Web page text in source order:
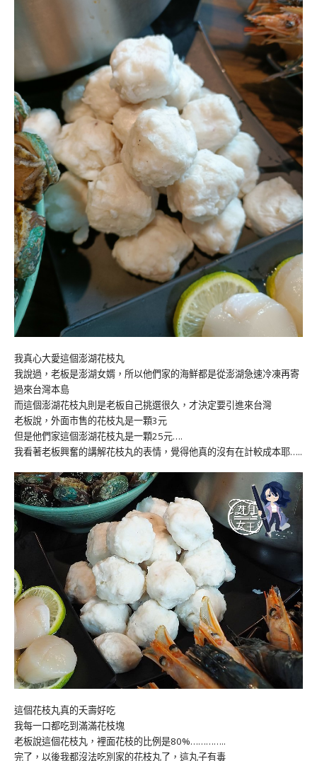
我真心大愛這個澎湖花枝丸
我說過，老板是澎湖女婿，所以他們家的海鮮都是從澎湖急速冷凍再寄
過來台灣本島
而這個澎湖花枝丸則是老板自己挑選很久，才決定要引進來台灣
老板說，外面市售的花枝丸是一顆3元
但是他們家這個澎湖花枝丸是一顆25元….
我看著老板興奮的講解花枝丸的表情，覺得他真的沒有在計較成本耶…..
這個花枝丸真的夭壽好吃
我每一口都吃到滿滿花枝塊
老板說這個花枝丸，裡面花枝的比例是80%…………..
完了，以後我都沒法吃別家的花枝丸了，這丸子有毒